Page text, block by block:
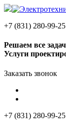
+7 (831) 280-99-25
Решаем все
Услуги
Заказать звонок
+7 (831) 280-99-25